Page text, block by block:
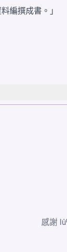
編撰成書。」
感謝